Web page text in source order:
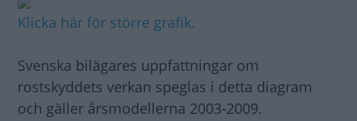
Klicka här för större grafik.
Svenska bilägares uppfattningar om
rostskyddets verkan speglas i detta diagram
och gäller årsmodellerna 2003-2009.